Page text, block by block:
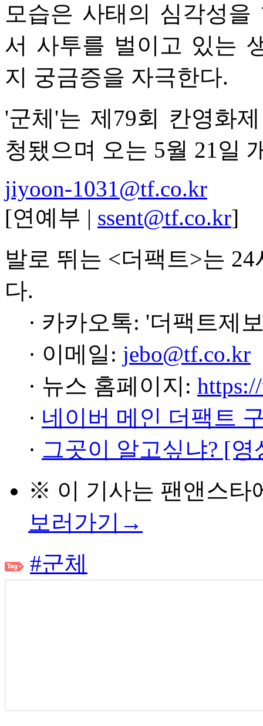
모습은 사태의 심각성
서 사투를 벌이고 있는
지 궁금증을 자극한다.
'군체'는 제79회 칸영화
청됐으며 오는 5월 21일
jiyoon-1031@tf.co.kr
[연예부 | ssent@tf.co.kr]
발로 뛰는 <더팩트>는
다.
· 카카오톡: '더팩트제
· 이메일: jebo@tf.co.kr
· 뉴스 홈페이지:
· 네이버 메인 더팩트
· 그곳이 알고싶냐? [
※ 이 기사는 팬앤스타
보러가기→
#군체